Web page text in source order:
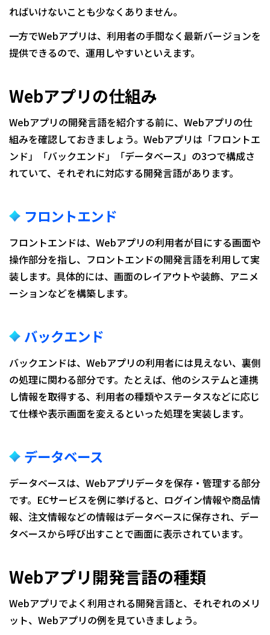
ればいけないことも少なくありません。
一方でWebアプリは、利用者の手間なく最新バージョンを
提供できるので、運用しやすいといえます。
Webアプリの仕組み
Webアプリの開発言語を紹介する前に、Webアプリの仕
組みを確認しておきましょう。Webアプリは「フロントエ
ンド」「バックエンド」「データベース」の3つで構成さ
れていて、それぞれに対応する開発言語があります。
フロントエンド
フロントエンドは、Webアプリの利用者が目にする画面や
操作部分を指し、フロントエンドの開発言語を利用して実
装します。具体的には、画面のレイアウトや装飾、アニメ
ーションなどを構築します。
バックエンド
バックエンドは、Webアプリの利用者には見えない、裏側
の処理に関わる部分です。たとえば、他のシステムと連携
し情報を取得する、利用者の種類やステータスなどに応じ
て仕様や表示画面を変えるといった処理を実装します。
データベース
データベースは、Webアプリデータを保存・管理する部分
です。ECサービスを例に挙げると、ログイン情報や商品情
報、注文情報などの情報はデータベースに保存され、デー
タベースから呼び出すことで画面に表示されています。
Webアプリ開発言語の種類
Webアプリでよく利用される開発言語と、それぞれのメリ
ット、Webアプリの例を見ていきましょう。